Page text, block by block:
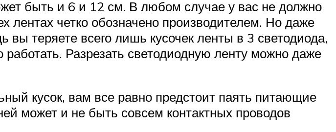
быть и 6 и 12 см. В любом случае у вас не должно
лентах четко обозначено производителем. Но даже
теряете всего лишь кусочек ленты в 3 светодиода,
Разрезать светодиодную ленту можно даже
кусок, вам все равно предстоит паять питающие
может и не быть совсем контактных проводов